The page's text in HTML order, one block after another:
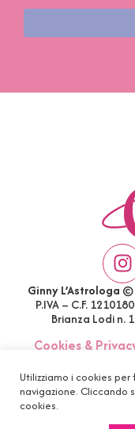
Ginny L’Astrologa ©
P.IVA – C.F.
Brianza Lodi n.
Cookies &
Utilizziamo i cookies
navigazione. Cliccando
cookies.